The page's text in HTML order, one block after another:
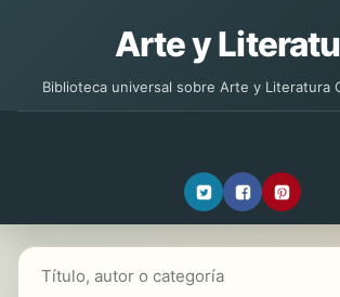
Arte y
Biblioteca universal sobre Arte y Literatura